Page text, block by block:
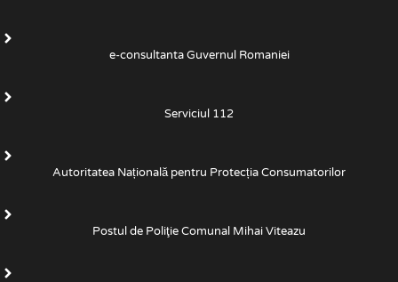
e-consultanta Guvernul Romaniei
Serviciul 112
Autoritatea Națională pentru Protecția Consumatorilor
Postul de Poliţie Comunal Mihai Viteazu